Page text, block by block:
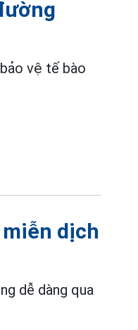
vệ tế bào
dịch
dễ dàng qua